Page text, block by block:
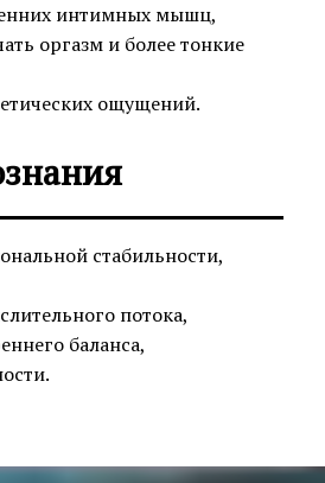
интимных мышц,
оргазм и более тонкие
ощущений.
стабильности,
потока,
баланса,